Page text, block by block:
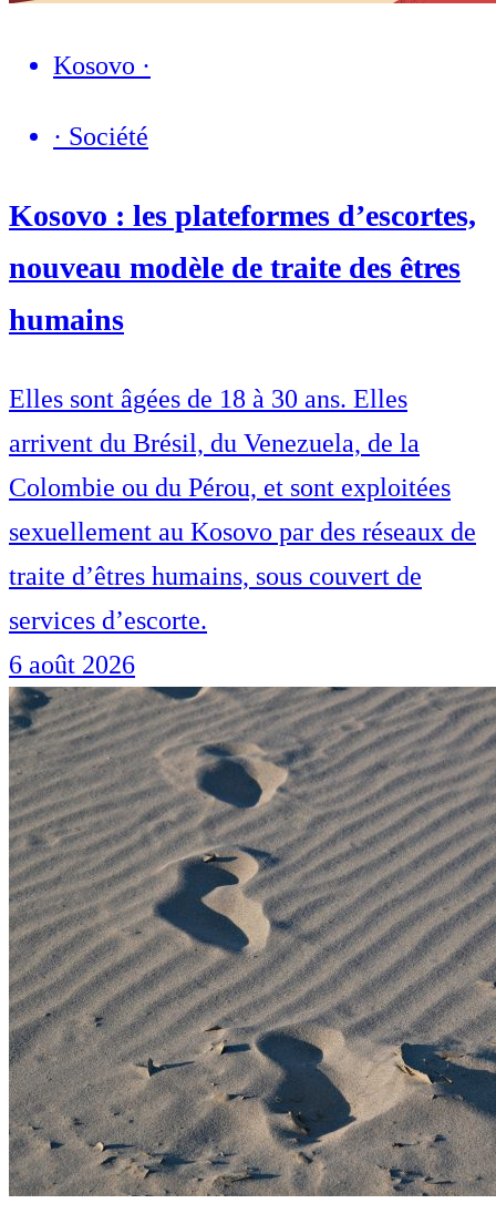
Kosovo ·
· Société
Kosovo : les plateformes d’escortes,
nouveau modèle de traite des êtres
humains
Elles sont âgées de 18 à 30 ans. Elles
arrivent du Brésil, du Venezuela, de la
Colombie ou du Pérou, et sont exploitées
sexuellement au Kosovo par des réseaux de
traite d’êtres humains, sous couvert de
services d’escorte.
6 août 2026